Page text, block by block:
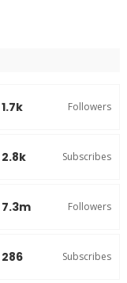
1.7k Followers
2.8k Subscribes
7.3m Followers
286 Subscribes